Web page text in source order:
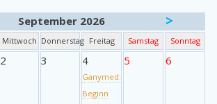
September 2026 >
Mittwoch Donnerstag Freitag Samstag Sonntag
2 3 4
Ganymed:
Beginn
5 6